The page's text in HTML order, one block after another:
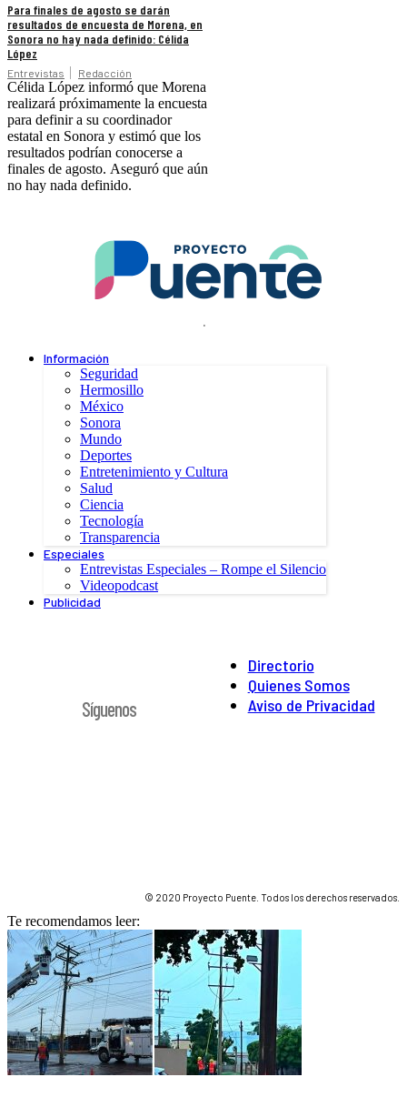
Para finales de agosto se darán
resultados de encuesta de Morena, en
Sonora no hay nada definido: Célida
López
Entrevistas Redacción
Célida López informó que Morena
realizará próximamente la encuesta
para definir a su coordinador
estatal en Sonora y estimó que los
resultados podrían conocerse a
finales de agosto. Aseguró que aún
no hay nada definido.
.
Información
Seguridad
Hermosillo
México
Sonora
Mundo
Deportes
Entretenimiento y Cultura
Salud
Ciencia
Tecnología
Transparencia
Especiales
Entrevistas Especiales – Rompe el Silencio
Videopodcast
Publicidad
Directorio
Quienes Somos
Aviso de Privacidad
Síguenos
© 2020 Proyecto Puente. Todos los derechos reservados.
Te recomendamos leer: